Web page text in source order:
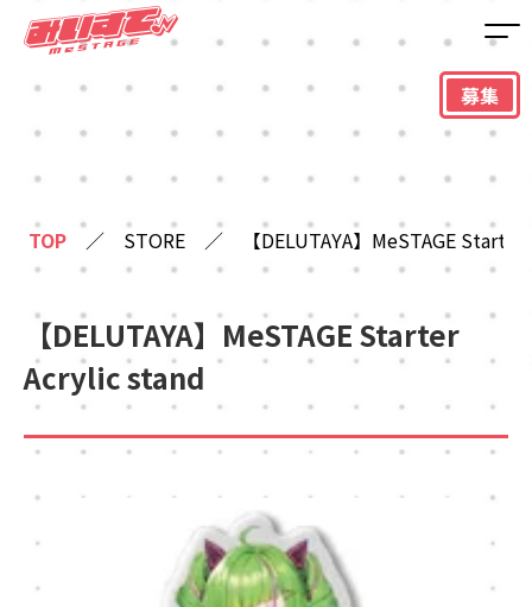
TOP ／ STORE ／ 【DELUTAYA】MeSTAGE
【DELUTAYA】MeSTAGE Starter
Acrylic stand
募集